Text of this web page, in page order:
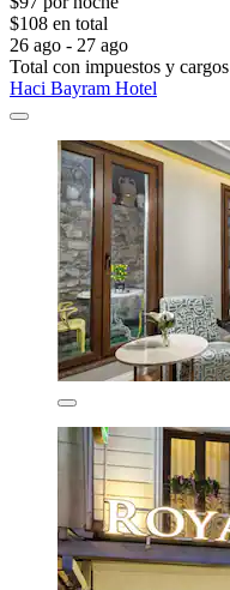
$108 en total
26 ago - 27 ago
Total con impuestos y cargos
Haci Bayram Hotel